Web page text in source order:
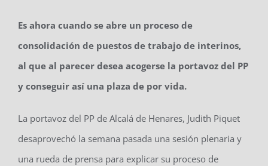
Es ahora cuando se abre un proceso de
consolidación de puestos de trabajo de interinos,
al que al parecer desea acogerse la portavoz del PP
y conseguir así una plaza de por vida.
La portavoz del PP de Alcalá de Henares, Judith Piquet
desaprovechó la semana pasada una sesión plenaria y
una rueda de prensa para explicar su proceso de